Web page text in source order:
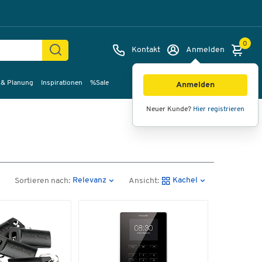
Kontakt Anmelden
Anmelden
Neuer Kunde? Hier registrieren
0
Planung Inspirationen %Sale
Sortieren nach: Relevanz Ansicht: Kachel